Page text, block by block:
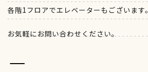
各階1フロアでエレベーターもございます。
お気軽にお問い合わせください。